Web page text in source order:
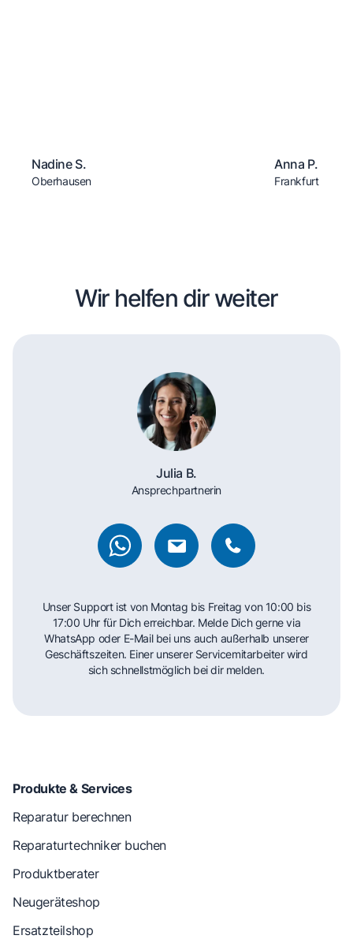
Nadine S.
Oberhausen
Anna P.
Frankfurt
Wir helfen dir weiter
Julia B.
Ansprechpartnerin
Unser Support ist von Montag bis Freitag von 10:00 bis
17:00 Uhr für Dich erreichbar. Melde Dich gerne via
WhatsApp oder E-Mail bei uns auch außerhalb unserer
Geschäftszeiten. Einer unserer Servicemitarbeiter wird
sich schnellstmöglich bei dir melden.
Produkte & Services
Reparatur berechnen
Reparaturtechniker buchen
Produktberater
Neugeräteshop
Ersatzteilshop